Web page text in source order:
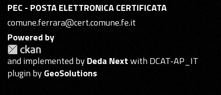
PEC - POSTA ELETTRONICA CERTIFICATA
comune.ferrara@cert.comune.fe.it
Powered by
and implemented byDeda Nextwith DCAT-AP_IT
plugin byGeoSolutions